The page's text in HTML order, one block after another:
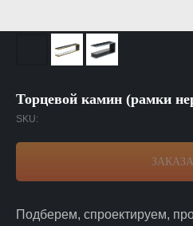
Торцевой камин (рамки
SKU:
Подберем, спроектируем,